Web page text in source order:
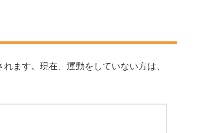
ます。現在、運動をしていない方は、